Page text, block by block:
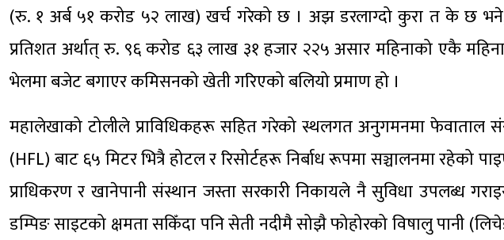
(रु. १ अर्ब ५१ करोड ५२ लाख) खर्च गरेको छ । अझ डरलाग्दो कुरा त के छ
प्रतिशत अर्थात् रु. ९६ करोड ६३ लाख ३१ हजार २२५ असार महिनाको एकै
भेलमा बजेट बगाएर कमिसनको खेती गरिएको बलियो प्रमाण हो ।
महालेखाको टोलीले प्राविधिकहरू सहित गरेको स्थलगत अनुगमनमा फेवाताल
(HFL) बाट ६५ मिटर भित्रै होटल र रिसोर्टहरू निर्बाध रूपमा सञ्चालनमा रहेको
प्राधिकरण र खानेपानी संस्थान जस्ता सरकारी निकायले नै सुविधा उपलब्ध
डम्पिङ साइटको क्षमता सकिँदा पनि सेती नदीमै सोझै फोहोरको विषालु पानी